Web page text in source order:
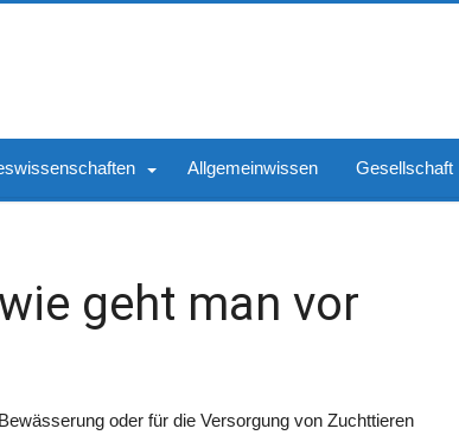
Allgemeinwissen Gesellschaft
geht man vor
oder für die Versorgung von Zuchttieren